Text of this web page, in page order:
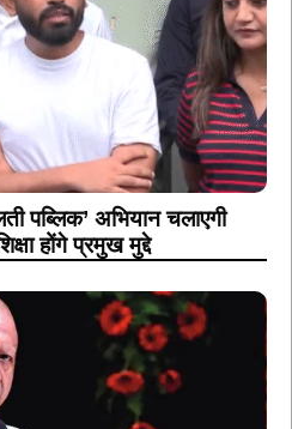
पब्लिक’ अभियान चलाएगी
होंगे प्रमुख मुद्दे